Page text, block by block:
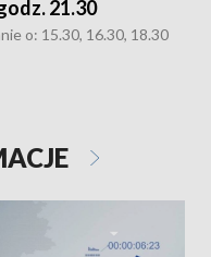
21.30
o: 15.30, 16.30, 18.30